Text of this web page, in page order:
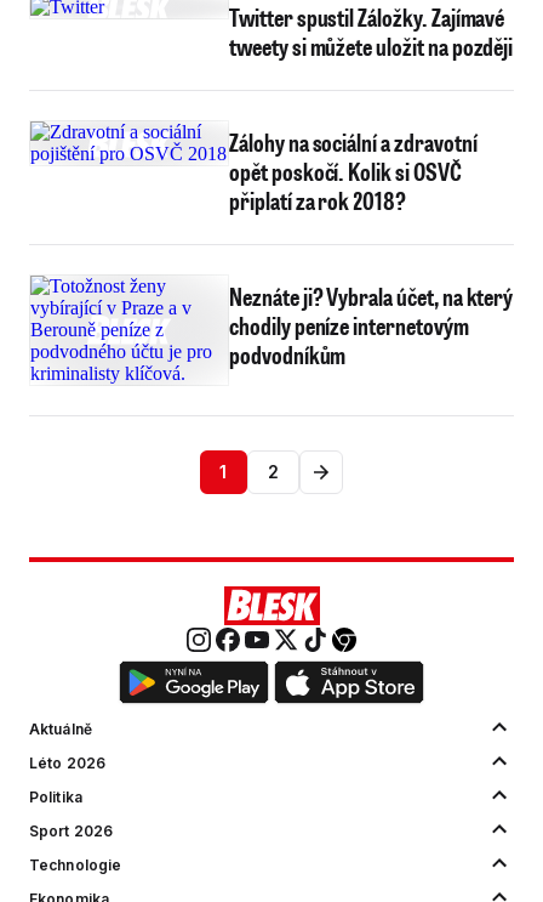
Twitter spustil Záložky. Zajímavé
tweety si můžete uložit na později
Zálohy na sociální a zdravotní
opět poskočí. Kolik si OSVČ
připlatí za rok 2018?
Neznáte ji? Vybrala účet, na který
chodily peníze internetovým
podvodníkům
1 2
Aktuálně
Léto 2026
Politika
Sport 2026
Technologie